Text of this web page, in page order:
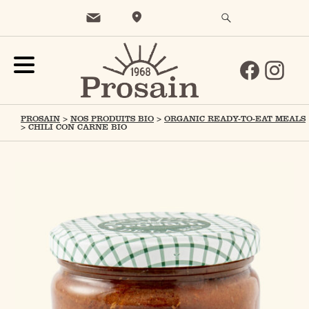
PROSAIN > NOS PRODUITS BIO > ORGANIC READY-TO-EAT MEALS
> CHILI CON CARNE BIO